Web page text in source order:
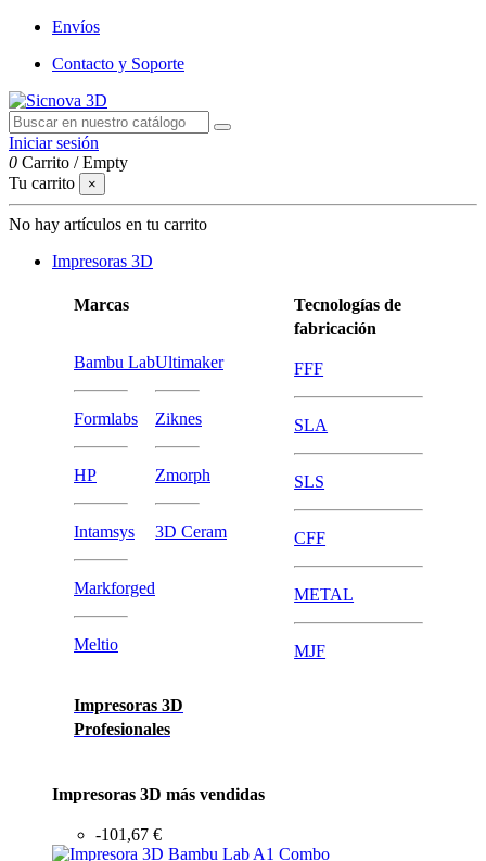
Envíos
Contacto y Soporte
Iniciar sesión
0 Carrito /Empty
Tu carrito
×
No hay artículos en tu carrito
Impresoras 3D
Marcas
Bambu Lab
Formlabs
HP
Intamsys
Markforged
Meltio
Ultimaker
Ziknes
Zmorph
3D Ceram
Impresoras 3D
Profesionales
Tecnologías de
fabricación
FFF
SLA
SLS
CFF
METAL
MJF
Impresoras 3D más vendidas
-101,67 €